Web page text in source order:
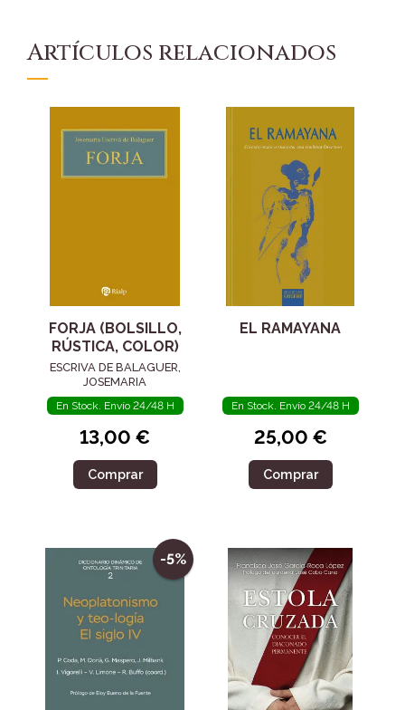
Artículos relacionados
FORJA (BOLSILLO,
RÚSTICA, COLOR)
ESCRIVA DE BALAGUER,
JOSEMARIA
En Stock. Envío 24/48 H
13,00 €
Comprar
EL RAMAYANA
En Stock. Envío 24/48 H
25,00 €
Comprar
-5%